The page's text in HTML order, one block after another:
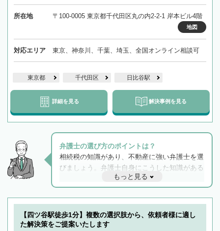
所在地 〒100-0005 東京都千代田区丸の内2-2-1 岸本ビル4階
地図
対応エリア 東京、神奈川、千葉、埼玉、全国オンライン相談可
東京都 千代田区 日比谷駅
詳細を見る 解決事例を見る
弁護士の選び方のポイントは？
相続税の知識があり、不動産に強い弁護士を選
びましょう。弁護士自身にこうした知識がある
と他士業との連携もスムーズに進み、トラブル
解決のみならず相続をトータルで任せることが
できます。また、相続は感情がからむ分野なの
でフィーリングも重要です。実際に電話や面談
で複数の弁護士と会話をしてウマが合う方に依
もっと見る
【四ツ谷駅徒歩1分】複数の選択肢から、依頼者様に適し
た解決策をご提案いたします